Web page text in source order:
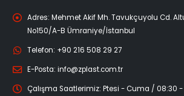
Adres: Mehmet Akif Mh. Tavukçuyolu Cd.
No150/A-B Ümraniye/İstanbul
Telefon: +90 216 508 29 27
E-Posta: info@zplast.com.tr
Çalışma Saatlerimiz: Ptesi - Cuma / 08:30 -